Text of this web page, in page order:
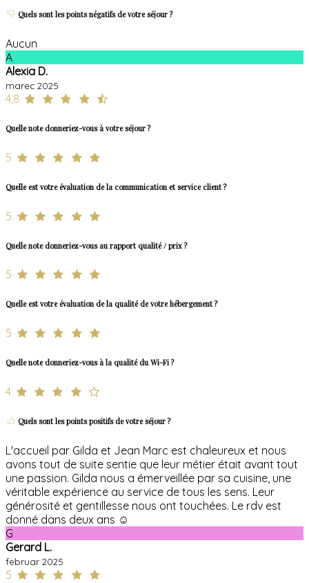
Quels sont les points négatifs de votre séjour ?
Aucun
A
Alexia D.
marec 2025
4,8
Quelle note donneriez-vous à votre séjour ?
5
Quelle est votre évaluation de la communication et service client ?
5
Quelle note donneriez-vous au rapport qualité / prix ?
5
Quelle est votre évaluation de la qualité de votre hébergement ?
5
Quelle note donneriez-vous à la qualité du Wi-Fi ?
4
Quels sont les points positifs de votre séjour ?
L'accueil par Gilda et Jean Marc est chaleureux et nous
avons tout de suite sentie que leur métier était avant tout
une passion. Gilda nous a émerveillée par sa cuisine, une
véritable expérience au service de tous les sens. Leur
générosité et gentillesse nous ont touchées. Le rdv est
donné dans deux ans ☺️
G
Gerard L.
februar 2025
5